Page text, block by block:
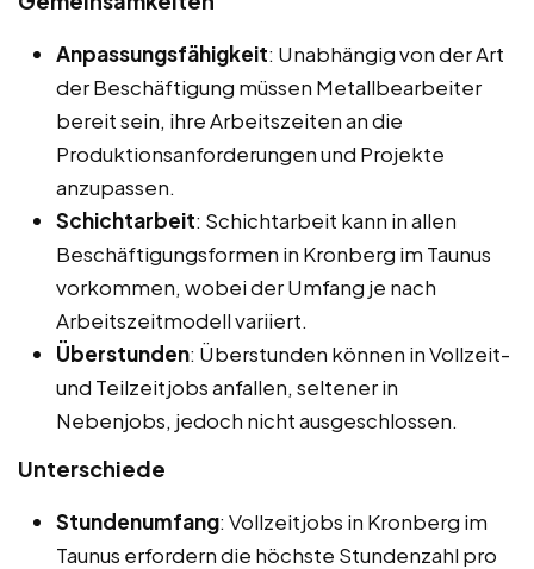
Anpassungsfähigkeit: Unabhängig von der Art
der Beschäftigung müssen Metallbearbeiter
bereit sein, ihre Arbeitszeiten an die
Produktionsanforderungen und Projekte
anzupassen.
Schichtarbeit: Schichtarbeit kann in allen
Beschäftigungsformen in Kronberg im Taunus
vorkommen, wobei der Umfang je nach
Arbeitszeitmodell variiert.
Überstunden: Überstunden können in Vollzeit-
und Teilzeitjobs anfallen, seltener in
Nebenjobs, jedoch nicht ausgeschlossen.
Unterschiede
Stundenumfang: Vollzeitjobs in Kronberg im
Taunus erfordern die höchste Stundenzahl pro